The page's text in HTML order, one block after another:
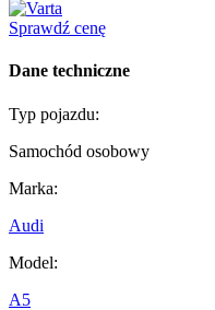
Sprawdź cenę
Dane techniczne
Typ pojazdu:
Samochód osobowy
Marka:
Audi
Model:
A5